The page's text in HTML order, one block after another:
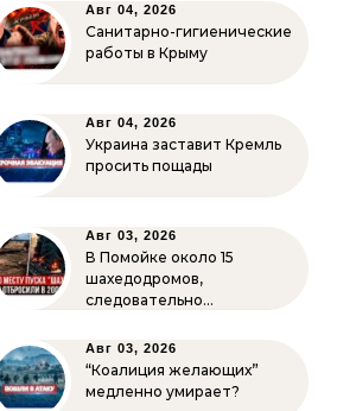
Авг 04, 2026
Санитарно-гигиенические
работы в Крыму
Авг 04, 2026
Украина заставит Кремль
просить пощады
Авг 03, 2026
В Помойке около 15
шахедодромов,
следовательно…
Авг 03, 2026
“Коалиция желающих”
медленно умирает?